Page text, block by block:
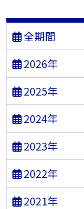
全期間
2026年
2025年
2024年
2023年
2022年
2021年